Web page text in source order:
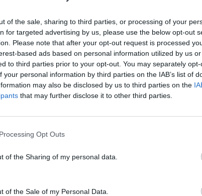
of the sale, sharing to third parties, or processing of your
for targeted advertising by us, please use the below opt-out
Please note that after your opt-out request is processed
based ads based on personal information utilized by us
to third parties prior to your opt-out. You may separately
your personal information by third parties on the IAB’s list of
may also be disclosed by us to third parties on the
that may further disclose it to other third parties.
Opt Outs
of the Sharing of my personal data.
of the Sale of my Personal Data.
Corriger une erreur